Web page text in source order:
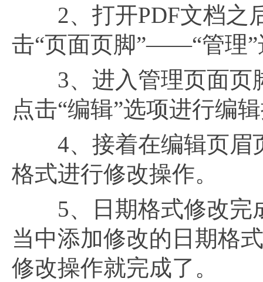
2、打开PDF文档之后
击“页面页脚”——“管理”
3、进入管理页面页
点击“编辑”选项进行编
4、接着在编辑页眉页
格式进行修改操作。
5、日期格式修改完成
当中添加修改的日期格
修改操作就完成了。